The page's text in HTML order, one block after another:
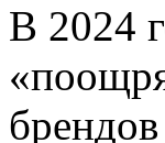
В 2024